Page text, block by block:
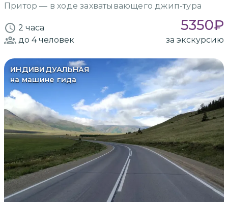
Притор — в ходе захватывающего джип-тура
2 часа 5350₽
до 4человек за экскурсию
ИНДИВИДУАЛЬНАЯ
на машине гида